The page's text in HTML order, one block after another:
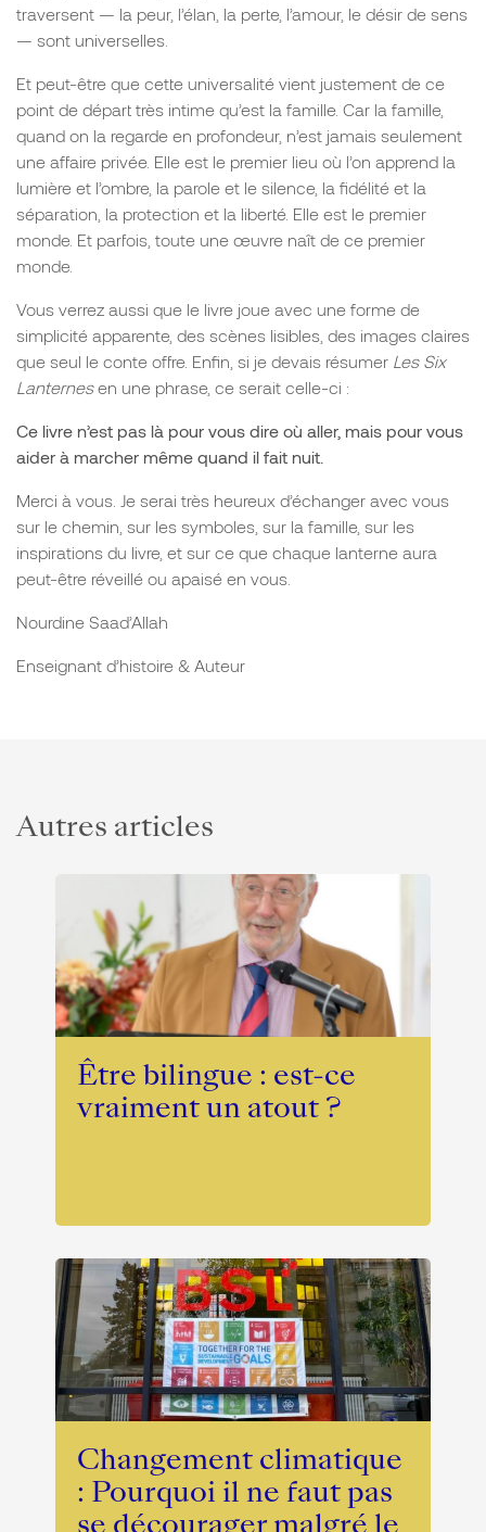
traversent — la peur, l’élan, la perte, l’amour, le désir de sens
— sont universelles.
Et peut-être que cette universalité vient justement de ce
point de départ très intime qu’est la famille. Car la famille,
quand on la regarde en profondeur, n’est jamais seulement
une affaire privée. Elle est le premier lieu où l’on apprend la
lumière et l’ombre, la parole et le silence, la fidélité et la
séparation, la protection et la liberté. Elle est le premier
monde. Et parfois, toute une œuvre naît de ce premier
monde.
Vous verrez aussi que le livre joue avec une forme de
simplicité apparente, des scènes lisibles, des images claires
que seul le conte offre. Enfin, si je devais résumer Les Six
Lanternesen une phrase, ce serait celle-ci :
Ce livre n’est pas là pour vous dire où aller, mais pour vous
aider à marcher même quand il fait nuit.
Merci à vous. Je serai très heureux d’échanger avec vous
sur le chemin, sur les symboles, sur la famille, sur les
inspirations du livre, et sur ce que chaque lanterne aura
peut-être réveillé ou apaisé en vous.
Nourdine Saad’Allah
Enseignant d’histoire & Auteur
Autres articles
Être bilingue : est-ce
vraiment un atout ?
Changement climatique
: Pourquoi il ne faut pas